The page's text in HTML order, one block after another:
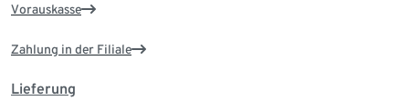
Vorauskasse
Zahlung in der Filiale
Lieferung